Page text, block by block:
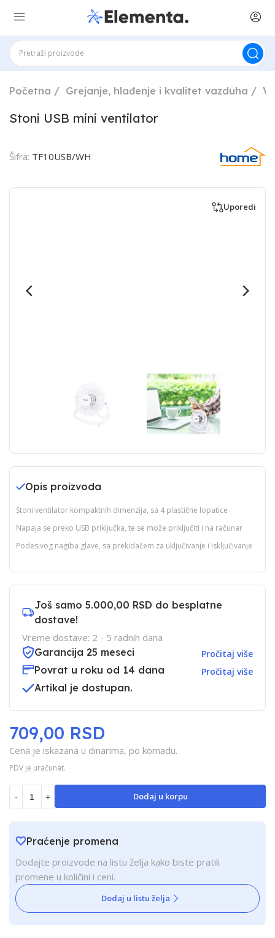
Početna Grejanje, hlađenje i kvalitet vazduha
Stoni USB mini ventilator
Šifra: TF10USB/WH
Uporedi
Opis proizvoda
Stoni ventilator kompaktnih dimenzija, sa 4 plastične lopatice
Napaja se preko USB priključka, te se može priključiti i na računar
Podesivog nagiba glave, sa prekidačem za uključivanje i isključivanje
Još samo 5.000,00 RSD do besplatne
dostave!
Vreme dostave: 2 - 5 radnih dana
Garancija 25 meseci
Pročitaj više
Povrat u roku od 14 dana Pročitaj više
Artikal je dostupan.
Cena je iskazana u dinarima, po komadu.
PDV je uračunat.
709,00 RSD
- + Dodaj u korpu
Praćenje promena
Dodajte proizvode na listu želja kako biste pratili
promene u količini i ceni.
Dodaj u listu želja